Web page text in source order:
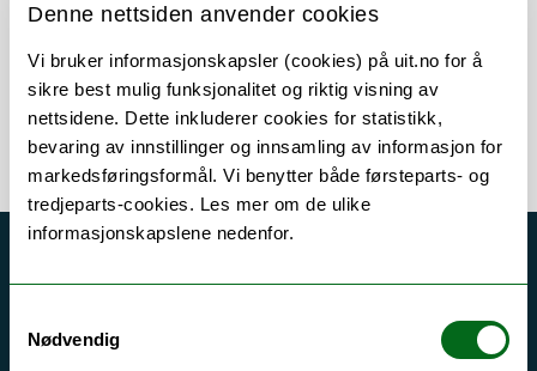
Denne nettsiden anvender cookies
Vi bruker informasjonskapsler (cookies) på uit.no for å
sikre best mulig funksjonalitet og riktig visning av
nettsidene. Dette inkluderer cookies for statistikk,
bevaring av innstillinger og innsamling av informasjon for
markedsføringsformål. Vi benytter både førsteparts- og
tredjeparts-cookies. Les mer om de ulike
informasjonskapslene nedenfor.
Nødvendig
Modulating mind-wandering using non-invasive
brain stimulation
Driftsmeldinger